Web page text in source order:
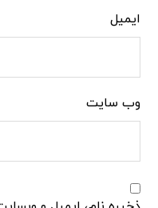
ایمیل
وب‌ سایت